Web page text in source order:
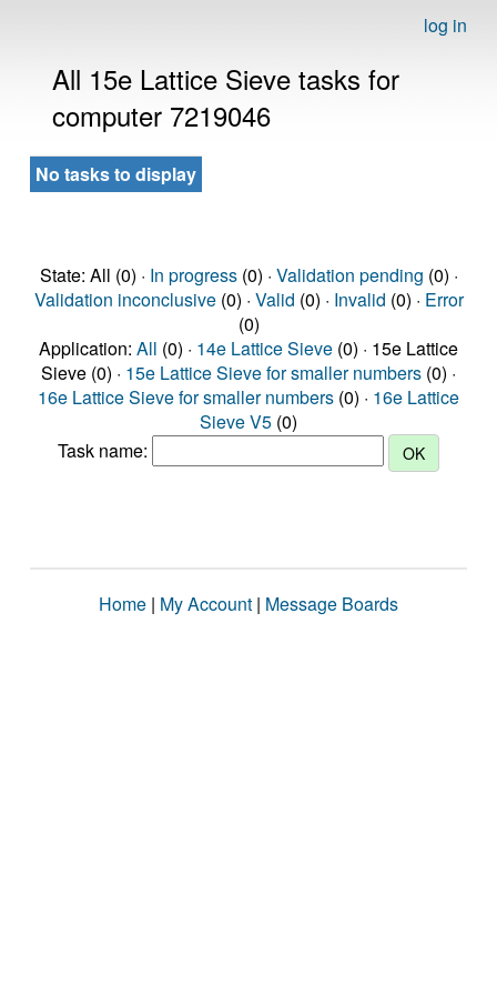
log in
All 15e Lattice Sieve tasks for
computer 7219046
No tasks to display
State: All (0) · In progress(0) · Validation pending (0) ·
Validation inconclusive(0) · Valid (0) · Invalid (0) · Error
(0)
Application: All (0) · 14e Lattice Sieve (0) · 15e Lattice
Sieve (0) · 15e Lattice Sieve for smaller numbers (0) ·
16e Lattice Sieve for smaller numbers (0) · 16e Lattice
Sieve V5 (0)
Task name:
Home | My Account | Message Boards